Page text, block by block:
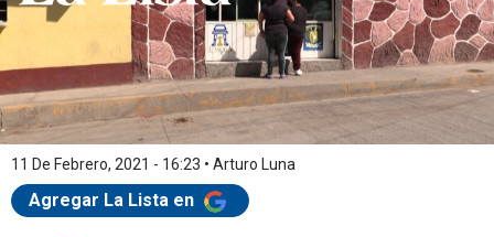
11 De Febrero, 2021 - 16:23 • Arturo Luna
Agregar La Lista en